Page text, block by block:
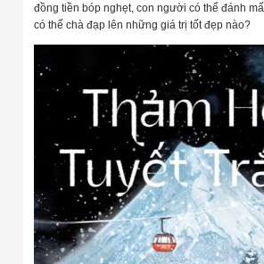
đồng tiền bóp nghẹt, con người có thể đánh
có thể chà đạp lên những giá trị tốt đẹp nào?